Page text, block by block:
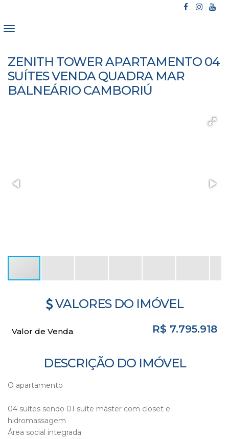
ZENITH TOWER APARTAMENTO 04
SUÍTES VENDA QUADRA MAR
BALNEÁRIO CAMBORIÚ
VALORES DO IMÓVEL
R$ 7.795.918
Valor de Venda
DESCRIÇÃO DO IMÓVEL
O apartamento
04 suítes sendo 01 suíte máster com closet e
hidromassagem
Área social integrada